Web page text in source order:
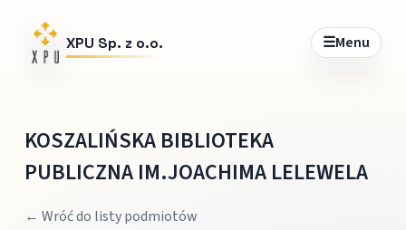
XPU Sp. z o.o. ☰Menu
KOSZALIŃSKA BIBLIOTEKA
PUBLICZNA IM.JOACHIMA LELEWELA
← Wróć do listy podmiotów